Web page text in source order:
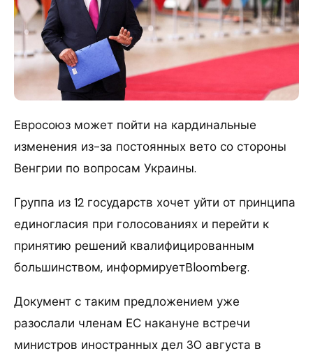
Евросоюз может пойти на кардинальные
изменения из-за постоянных вето со стороны
Венгрии по вопросам Украины.
Группа из 12 государств хочет уйти от принципа
единогласия при голосованиях и перейти к
принятию решений квалифицированным
большинством, информируетBloomberg.
Документ с таким предложением уже
разослали членам ЕС накануне встречи
министров иностранных дел 30 августа в